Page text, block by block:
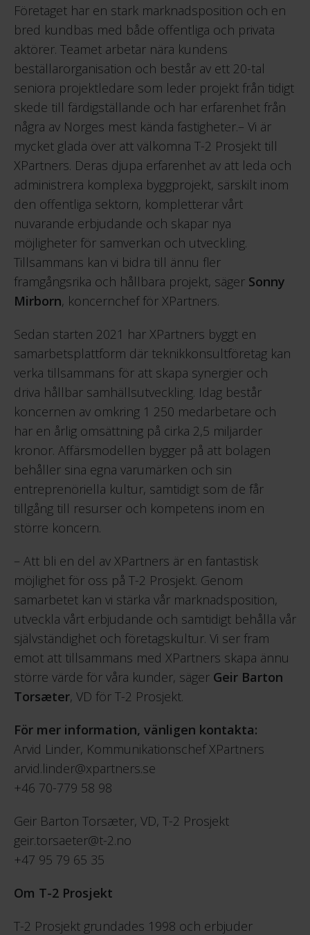
Företaget har en stark marknadsposition och en
bred kundbas med både offentliga och privata
aktörer. Teamet arbetar nära kundens
beställarorganisation och består av ett 20-tal
seniora projektledare som leder projekt från tidigt
skede till färdigställande och har erfarenhet från
några av Norges mest kända fastigheter.– Vi är
mycket glada över att välkomna T-2 Prosjekt till
XPartners. Deras djupa erfarenhet av att leda och
administrera komplexa byggprojekt, särskilt inom
den offentliga sektorn, kompletterar vårt
nuvarande erbjudande och skapar nya
möjligheter för samverkan och utveckling.
Tillsammans kan vi bidra till ännu fler
framgångsrika och hållbara projekt, säger Sonny
Mirborn, koncernchef för XPartners.
Sedan starten 2021 har XPartners byggt en
samarbetsplattform där teknikkonsultföretag kan
verka tillsammans för att skapa synergier och
driva hållbar samhällsutveckling. Idag består
koncernen av omkring 1 250 medarbetare och
har en årlig omsättning på cirka 2,5 miljarder
kronor. Affärsmodellen bygger på att bolagen
behåller sina egna varumärken och sin
entreprenöriella kultur, samtidigt som de får
tillgång till resurser och kompetens inom en
större koncern.
– Att bli en del av XPartners är en fantastisk
möjlighet för oss på T-2 Prosjekt. Genom
samarbetet kan vi stärka vår marknadsposition,
utveckla vårt erbjudande och samtidigt behålla vår
självständighet och företagskultur. Vi ser fram
emot att tillsammans med XPartners skapa ännu
större värde för våra kunder, säger Geir Barton
Torsæter, VD för T-2 Prosjekt.
För mer information, vänligen kontakta:
Arvid Linder, Kommunikationschef XPartners
arvid.linder@xpartners.se
+46 70-779 58 98
Geir Barton Torsæter, VD, T-2 Prosjekt
geir.torsaeter@t-2.no
+47 95 79 65 35
Om T-2 Prosjekt
T-2 Prosjekt grundades 1998 och erbjuder